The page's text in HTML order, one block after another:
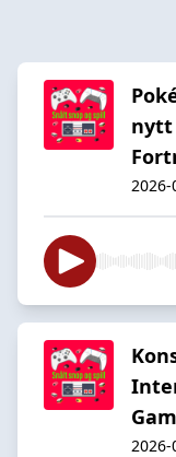
nytt
2026-